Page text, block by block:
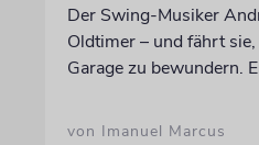
Der Swing-Musiker
Oldtimer – und fährt
Garage zu bewundern.
von Imanuel Marcus